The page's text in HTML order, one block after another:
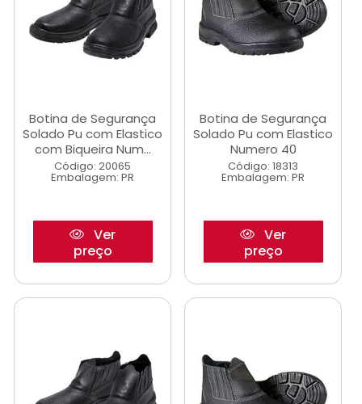
Botina de Segurança
Solado Pu com Elastico
com Biqueira Num...
Código: 20065
Embalagem: PR
Ver
preço
Botina de Segurança
Solado Pu com Elastico
Numero 40
Código: 18313
Embalagem: PR
Ver
preço